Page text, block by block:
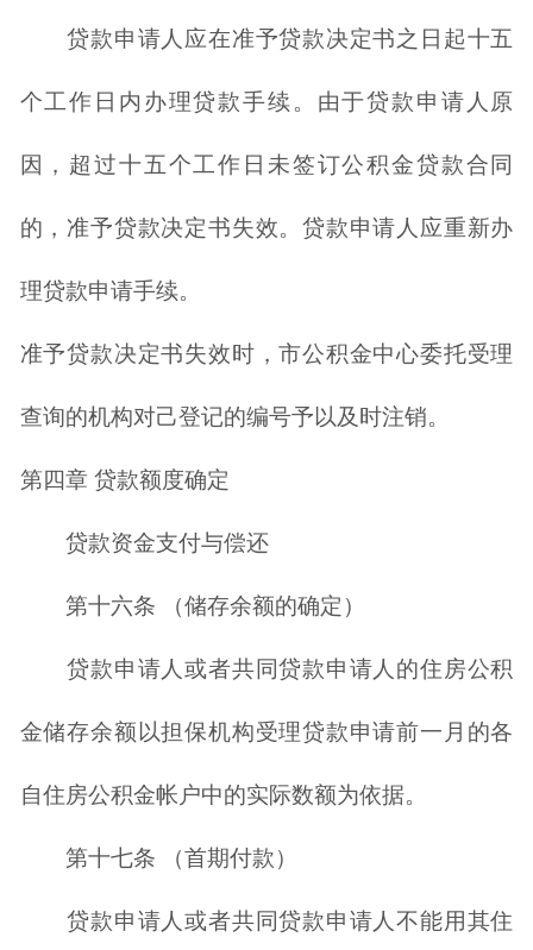
贷款申请人应在准予贷款决定书之日起十五
个工作日内办理贷款手续。由于贷款申请人原
因，超过十五个工作日未签订公积金贷款合同
的，准予贷款决定书失效。贷款申请人应重新办
理贷款申请手续。
准予贷款决定书失效时，市公积金中心委托受理
查询的机构对己登记的编号予以及时注销。
第四章 贷款额度确定
贷款资金支付与偿还
第十六条 （储存余额的确定）
贷款申请人或者共同贷款申请人的住房公积
金储存余额以担保机构受理贷款申请前一月的各
自住房公积金帐户中的实际数额为依据。
第十七条 （首期付款）
贷款申请人或者共同贷款申请人不能用其住